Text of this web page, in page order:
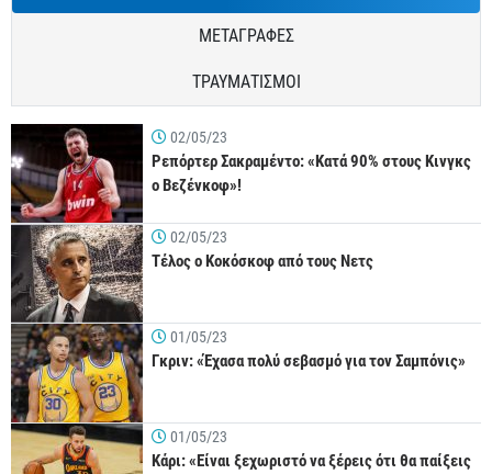
ΜΕΤΑΓΡΑΦΕΣ
ΤΡΑΥΜΑΤΙΣΜΟΙ
02/05/23
Ρεπόρτερ Σακραμέντο: «Κατά 90% στους Κινγκς
ο Βεζένκοφ»!
02/05/23
Τέλος ο Κοκόσκοφ από τους Νετς
01/05/23
Γκριν: «Έχασα πολύ σεβασμό για τον Σαμπόνις»
01/05/23
Κάρι: «Είναι ξεχωριστό να ξέρεις ότι θα παίξεις